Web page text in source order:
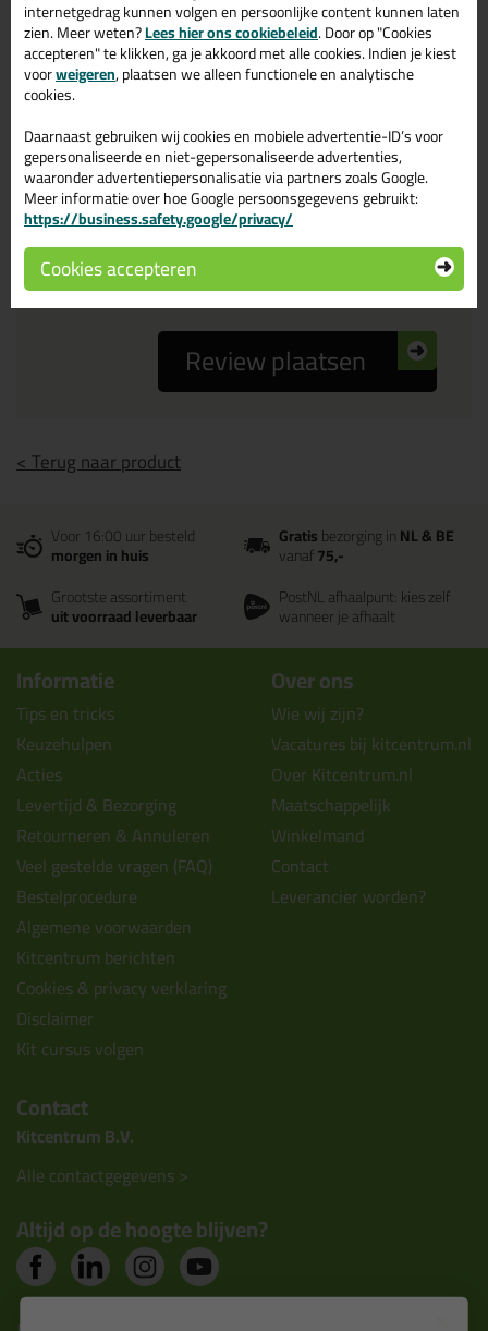
Je ervaring
Beoordeling
Zou jij dit product aanbevelen bij anderen?
ja
nee
Review plaatsen
< Terug naar product
Voor 16:00 uur besteld
morgen in huis
Gratisbezorging inNL & BE
vanaf75,-
Grootste assortiment
uit voorraad leverbaar
PostNL afhaalpunt: kies zelf
wanneer je afhaalt
Informatie
Tips en tricks
Keuzehulpen
Acties
Levertijd & Bezorging
Retourneren & Annuleren
Veel gestelde vragen (FAQ)
Bestelprocedure
Algemene voorwaarden
Kitcentrum berichten
Cookies & privacy verklaring
Disclaimer
Kit cursus volgen
Over ons
Wie wij zijn?
Vacatures bij kitcentrum.nl
Over Kitcentrum.nl
Maatschappelijk
Winkelmand
Contact
Leverancier worden?
Contact
Kitcentrum B.V.
Alle contactgegevens >
Altijd op de hoogte blijven?
internetgedrag kunnen volgen en persoonlijke content kunnen laten
zien. Meer weten?Lees hier ons cookiebeleid. Door op "Cookies
accepteren" te klikken, ga je akkoord met alle cookies. Indien je kiest
voorweigeren, plaatsen we alleen functionele en analytische
cookies.
Daarnaast gebruiken wij cookies en mobiele advertentie-ID’s voor
gepersonaliseerde en niet-gepersonaliseerde advertenties,
waaronder advertentiepersonalisatie via partners zoals Google.
Meer informatie over hoe Google persoonsgegevens gebruikt:
https://business.safety.google/privacy/
Cookies accepteren